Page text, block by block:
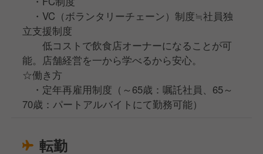
・VC（ボランタリーチェーン）制度≒社員独
立支援制度
低コストで飲食店オーナーになることが可
能。店舗経営を一から学べるから安心。
☆働き方
・定年再雇用制度（～65歳：嘱託社員、65～
70歳：パートアルバイトにて勤務可能）
転勤